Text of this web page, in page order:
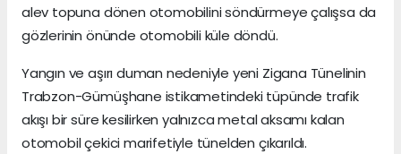
alev topuna dönen otomobilini söndürmeye çalışsa da
gözlerinin önünde otomobili küle döndü.
Yangın ve aşırı duman nedeniyle yeni Zigana Tünelinin
Trabzon-Gümüşhane istikametindeki tüpünde trafik
akışı bir süre kesilirken yalnızca metal aksamı kalan
otomobil çekici marifetiyle tünelden çıkarıldı.